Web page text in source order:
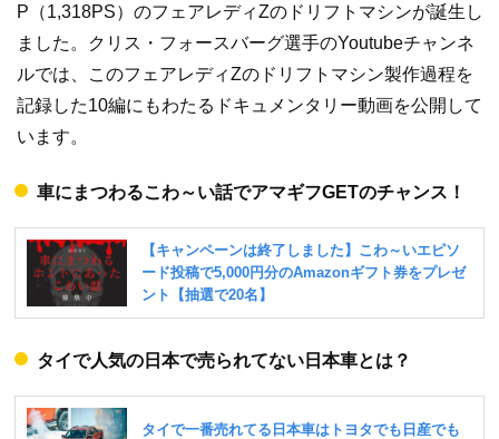
P（1,318PS）のフェアレディZのドリフトマシンが誕生し
ました。クリス・フォースバーグ選手のYoutubeチャンネ
ルでは、このフェアレディZのドリフトマシン製作過程を
記録した10編にもわたるドキュメンタリー動画を公開して
います。
車にまつわるこわ～い話でアマギフGETのチャンス！
タイで人気の日本で売られてない日本車とは？